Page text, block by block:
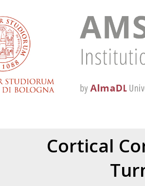
Cortical